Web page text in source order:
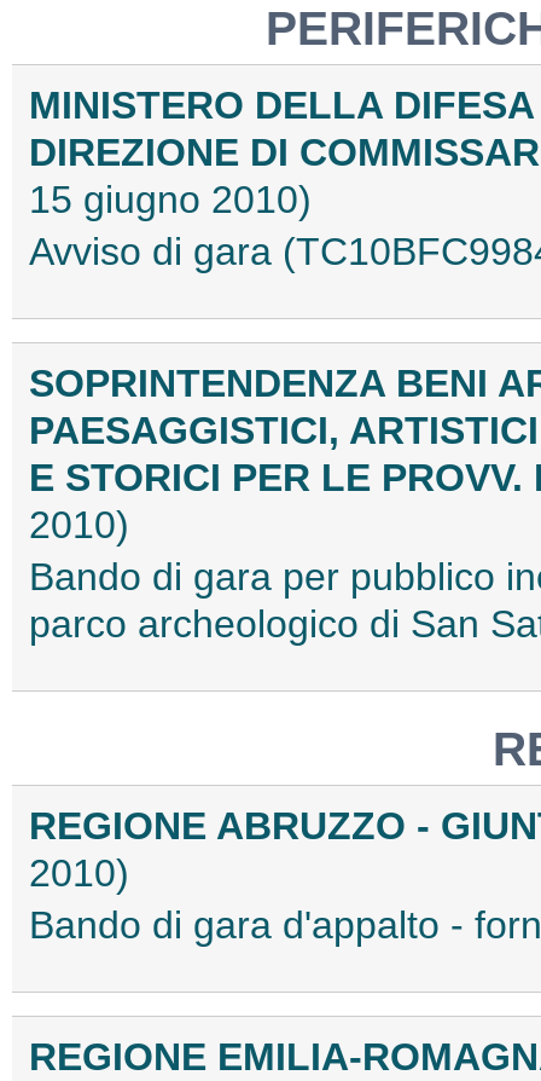
MINISTERO DELLA DIFESA
DIREZIONE DI
15 giugno 2010)
Avviso di gara
SOPRINTENDENZA BENI
PAESAGGISTICI, ARTISTICI
E STORICI PER LE
2010)
Bando di gara per pubblico
parco archeologico di San
REGIONE ABRUZZO -
2010)
Bando di gara d'appalto -
REGIONE EMILIA-